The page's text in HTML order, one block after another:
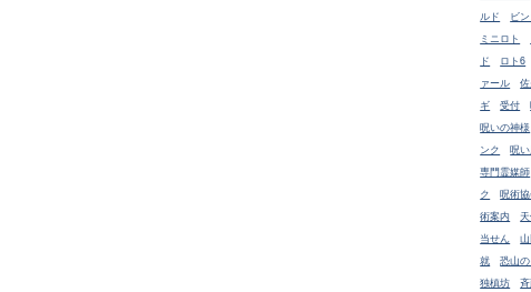
ルド
ビ
ミニロト
ド
ロト6
ァール
ギ
受付
呪いの神様
ンク
呪
専門霊媒師
ク
呪術
術案内
当せん
就
恐山
独槙坊